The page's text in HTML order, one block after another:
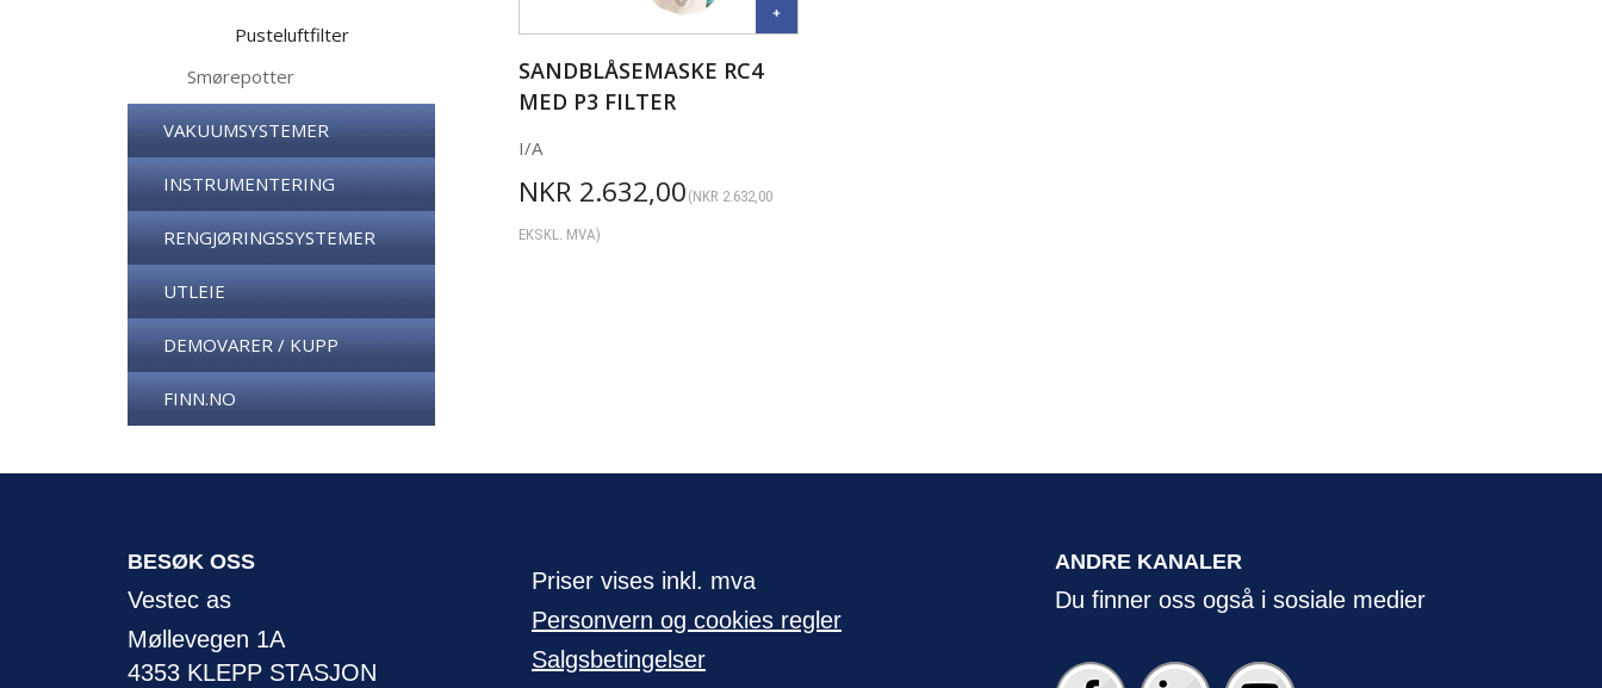
Pusteluftfilter
Smørepotter
VAKUUMSYSTEMER
INSTRUMENTERING
RENGJØRINGSSYSTEMER
UTLEIE
DEMOVARER / KUPP
FINN.NO
SANDBLÅSEMASKE RC4
MED P3 FILTER
I/A
NKR 2.632,00 (NKR 2.632,00
EKSKL. MVA)
BESØK OSS
Vestec as
Møllevegen 1A
4353 KLEPP STASJON
Priser vises inkl. mva
Personvern og cookies regler
Salgsbetingelser
ANDRE KANALER
Du finner oss også i sosiale medier